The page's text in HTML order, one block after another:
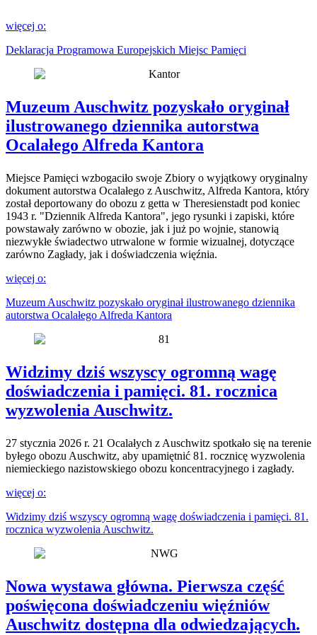
więcej o:
Deklaracja Programowa Europejskich Miejsc Pamięci
Muzeum Auschwitz pozyskało oryginał
ilustrowanego dziennika autorstwa
Ocalałego Alfreda Kantora
Miejsce Pamięci wzbogaciło swoje Zbiory o wyjątkowy oryginalny
dokument autorstwa Ocalałego z Auschwitz, Alfreda Kantora, który
został deportowany do obozu z getta w Theresienstadt pod koniec
1943 r. "Dziennik Alfreda Kantora", jego rysunki i zapiski, które
powstawały zarówno w obozie, jak i już po wojnie, stanowią
niezwykłe świadectwo utrwalone w formie wizualnej, dotyczące
zarówno Zagłady, jak i doświadczenia więźnia.
więcej o:
Muzeum Auschwitz pozyskało oryginał ilustrowanego dziennika
autorstwa Ocalałego Alfreda Kantora
Widzimy dziś wszyscy ogromną wagę
doświadczenia i pamięci. 81. rocznica
wyzwolenia Auschwitz.
27 stycznia 2026 r. 21 Ocalałych z Auschwitz spotkało się na terenie
byłego obozu Auschwitz, aby upamiętnić 81. rocznicę wyzwolenia
niemieckiego nazistowskiego obozu koncentracyjnego i zagłady.
więcej o:
Widzimy dziś wszyscy ogromną wagę doświadczenia i pamięci. 81.
rocznica wyzwolenia Auschwitz.
Nowa wystawa główna. Pierwsza część
poświęcona doświadczeniu więźniów
Auschwitz dostępna dla odwiedzających.